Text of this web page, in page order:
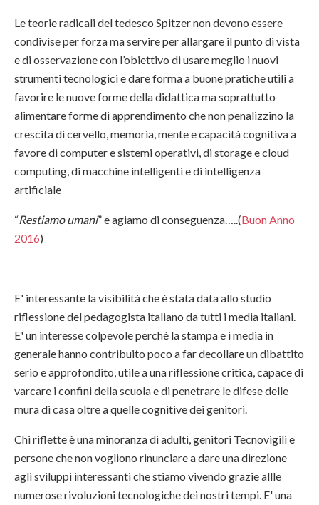
Le teorie radicali del tedesco Spitzer non devono essere
condivise per forza ma servire per allargare il punto di vista
e di osservazione con l’obiettivo di usare meglio i nuovi
strumenti tecnologici e dare forma a buone pratiche utili a
favorire le nuove forme della didattica ma soprattutto
alimentare forme di apprendimento che non penalizzino la
crescita di cervello, memoria, mente e capacità cognitiva a
favore di computer e sistemi operativi, di storage e cloud
computing, di macchine intelligenti e di intelligenza
artificiale
“Restiamo umani” e agiamo di conseguenza…..(Buon Anno
2016)
E' interessante la visibilità che è stata data allo studio
riflessione del pedagogista italiano da tutti i media italiani.
E' un interesse colpevole perchè la stampa e i media in
generale hanno contribuito poco a far decollare un dibattito
serio e approfondito, utile a una riflessione critica, capace di
varcare i confini della scuola e di penetrare le difese delle
mura di casa oltre a quelle cognitive dei genitori.
Chi riflette è una minoranza di adulti, genitori Tecnovigili e
persone che non vogliono rinunciare a dare una direzione
agli sviluppi interessanti che stiamo vivendo grazie allle
numerose rivoluzioni tecnologiche dei nostri tempi. E' una